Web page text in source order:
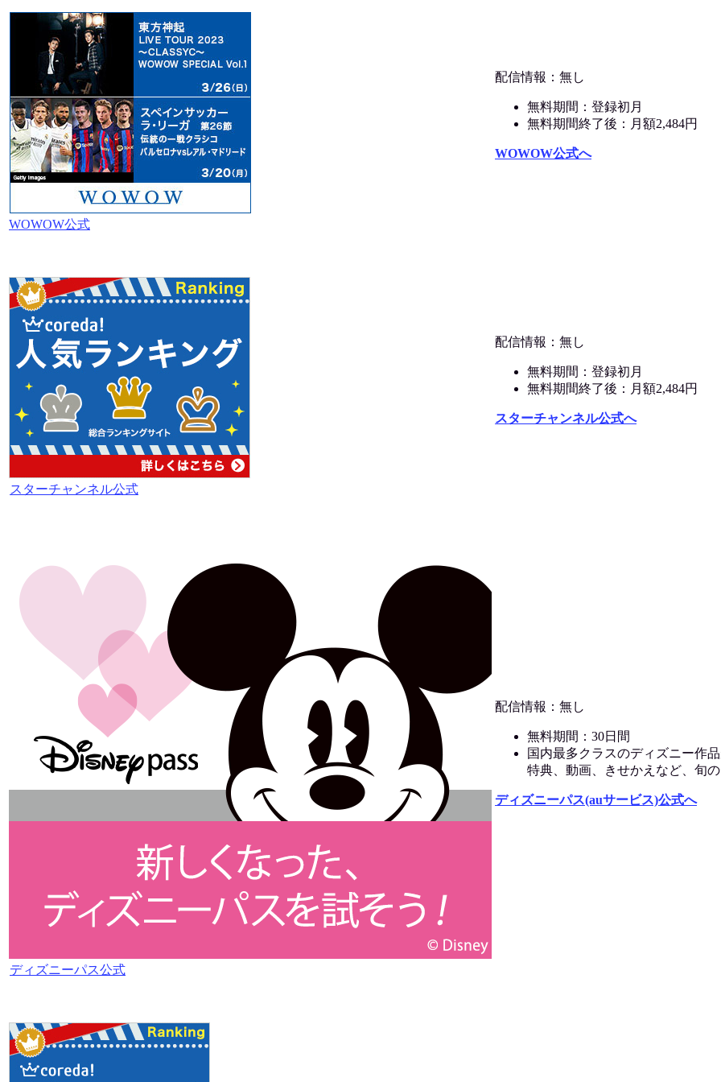
WOWOW公式
配信情報：無し
無料期間：登録初月
無料期間終了後：月額2,484円
WOWOW公式へ
スターチャンネル公式
配信情報：無し
無料期間：登録初月
無料期間終了後：月額2,484円
スターチャンネル公式へ
ディズニーパス公式
配信情報：無し
無料期間：30日間
国内最多クラスのディズニー作
特典、動画、きせかえなど、旬
ディズニーパス(auサービス)公式へ